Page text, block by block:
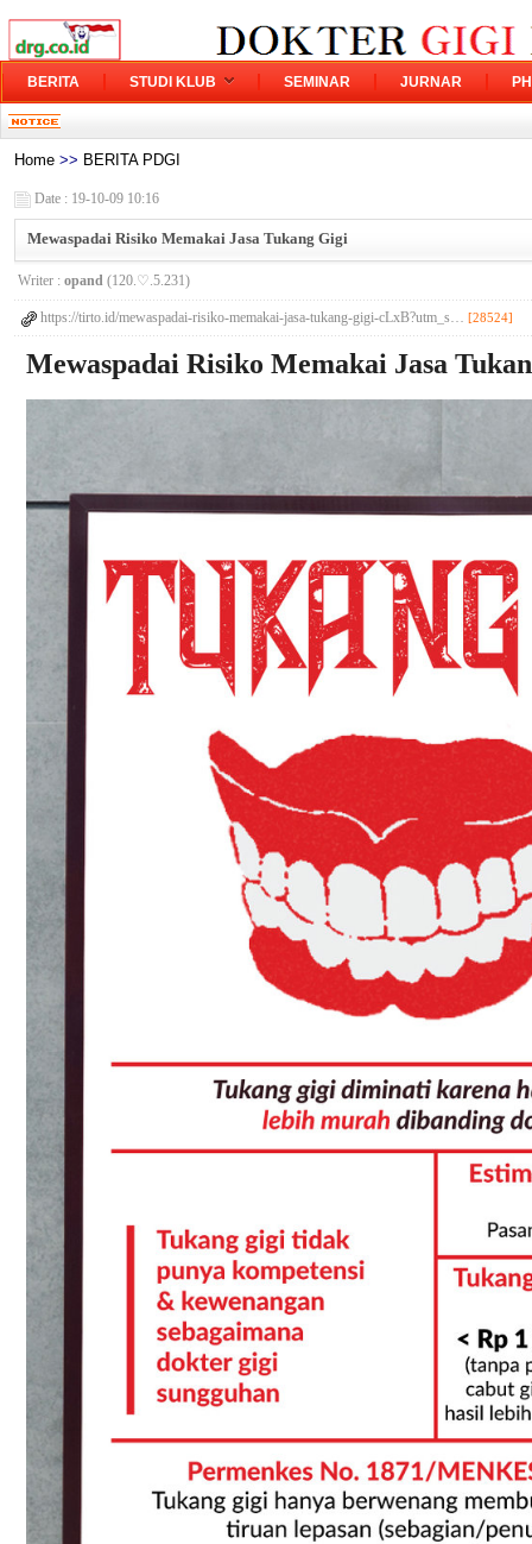
BERITA STUDI KLUB SEMINAR JURNAR
Home >> BERITA PDGI
Date : 19-10-09 10:16
Mewaspadai Risiko Memakai Jasa Tukang Gigi
Writer : opand(120.♡.5.231)
https://tirto.id/mewaspadai-risiko-memakai-jasa-tukang-gigi-cLxB?utm_s… [28524]
Mewaspadai Risiko Memakai Jasa